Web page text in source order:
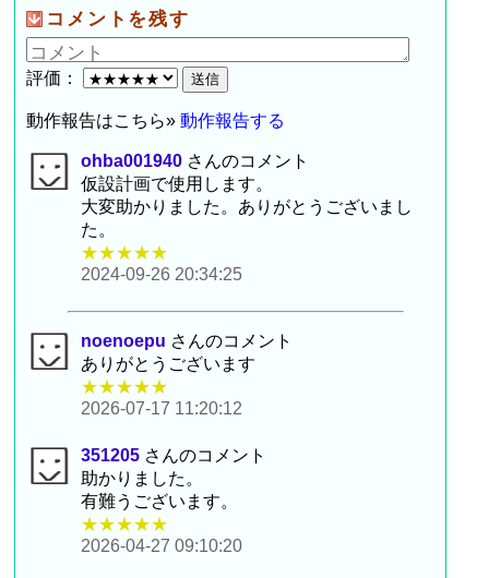
コメントを残す
評価：
動作報告はこちら»動作報告する
ohba001940 さんのコメント
仮設計画で使用します。
大変助かりました。ありがとうございまし
た。
★★★★★
2024-09-26 20:34:25
noenoepu さんのコメント
ありがとうございます
★★★★★
2026-07-17 11:20:12
351205 さんのコメント
助かりました。
有難うございます。
★★★★★
2026-04-27 09:10:20